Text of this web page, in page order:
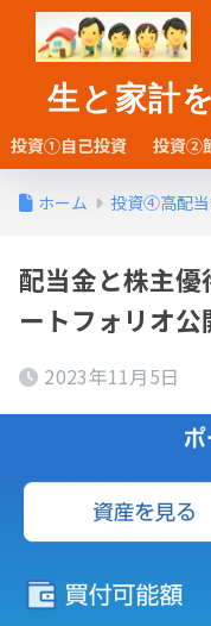
生と家計
投資①自己投資 投資②
ホーム 投資④高配
配当金と株主
ートフォリオ公
2023年11月5日